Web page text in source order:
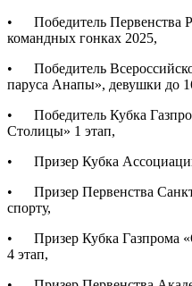
• Победитель Первенства
командных гонках 2025,
• Победитель
паруса Анапы», девушки до
• Победитель Кубка
Столицы» 1 этап,
• Призер Кубка
• Призер Первенства
спорту,
• Призер Кубка Газпрома
4 этап,